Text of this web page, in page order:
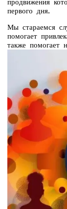
продвижения
первого дня.
Мы стараемся
помогает
также помогает